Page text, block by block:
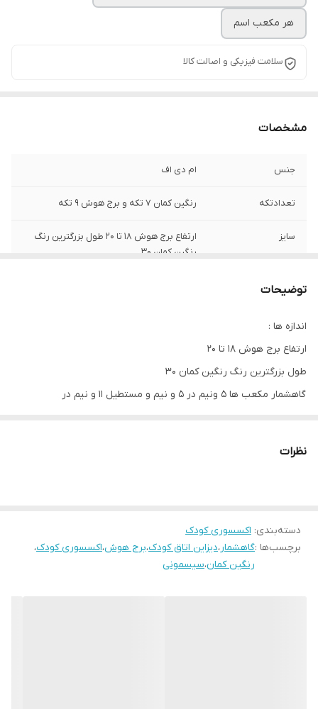
هر مکعب اسم
سلامت فیزیکی و اصالت کالا
مشخصات
جنس ام دی اف
تعدادتکه رنگین کمان 7 تکه و برج هوش 9 تکه
سایز
ارتفاع برج هوش 18 تا 20 طول بزرگترین رنگ
رنگین کمان 30
سایر توضیحات
زمان تحویل
توضیحات
اندازه ها :
ارتفاع برج هوش 18 تا 20
طول بزرگترین رنگ رنگین کمان 30
گاهشمار مکعب ها 5 ونیم در 5 و نیم و مستطیل 11 و نیم در
نظرات
دسته‌بندی: اکسسوری کودک
برچسب‌ها :گاهشمار،دیزاین اتاق کودک،برج هوش،اکسسوری کودک،
رنگین کمان،سیسمونی